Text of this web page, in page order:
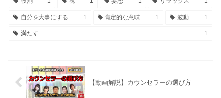
自分を大事にする 1 肯定的な意味 1 波動 1
満たす 1
【動画解説】カウンセラーの選び方